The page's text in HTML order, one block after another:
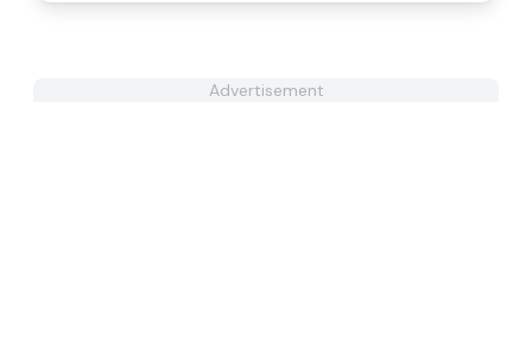
Advertisement